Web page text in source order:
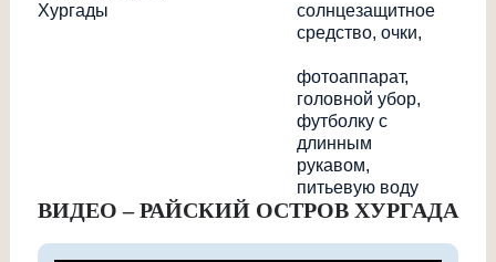
Хургады
солнцезащитное
средство, очки,
фотоаппарат,
головной убор,
футболку с
длинным
рукавом,
питьевую воду
ВИДЕО – РАЙСКИЙ ОСТРОВ ХУРГАДА